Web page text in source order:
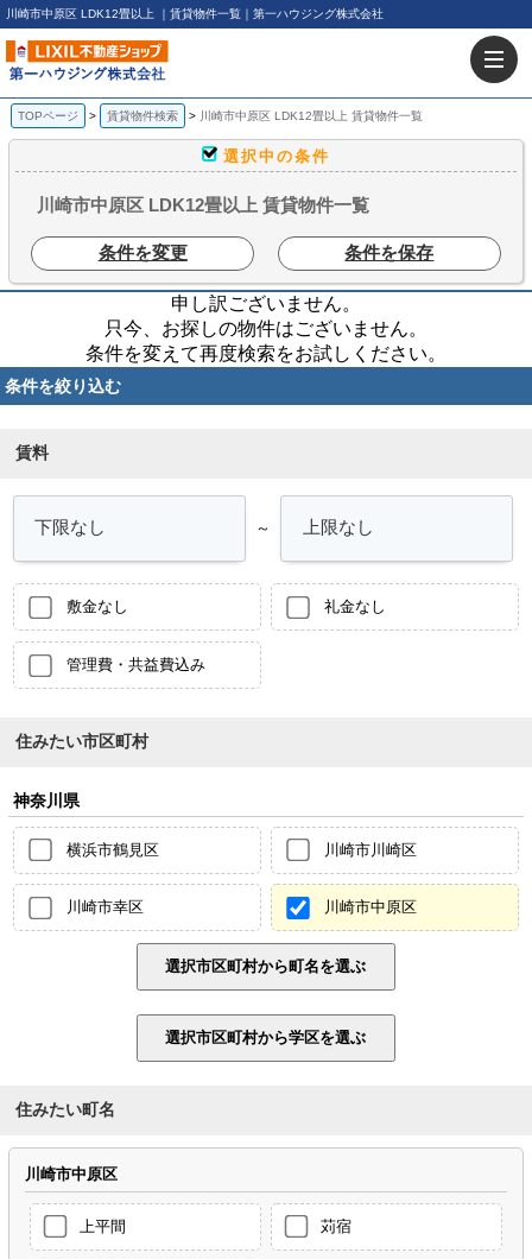
川崎市中原区 LDK12畳以上 ｜賃貸物件一覧｜第一ハウジング株式会社
TOPページ 賃貸物件検索 川崎市中原区 LDK12畳以上 賃貸物件一覧
選択中の条件
川崎市中原区 LDK12畳以上 賃貸物件一覧
条件を変更 条件を保存
申し訳ございません。
只今、お探しの物件はございません。
条件を変えて再度検索をお試しください。
条件を絞り込む
賃料
～
敷金なし 礼金なし
管理費・共益費込み
住みたい市区町村
神奈川県
横浜市鶴見区 川崎市川崎区
川崎市幸区 川崎市中原区
住みたい町名
川崎市中原区
上平間 苅宿